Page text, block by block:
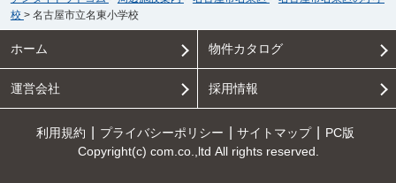
校 > 名古屋市立名東小学校
ホーム 物件カタログ
運営会社 採用情報
利用規約 プライバシーポリシー サイトマップ
PC版
Copyright(c) com.co.,ltd All rights reserved.